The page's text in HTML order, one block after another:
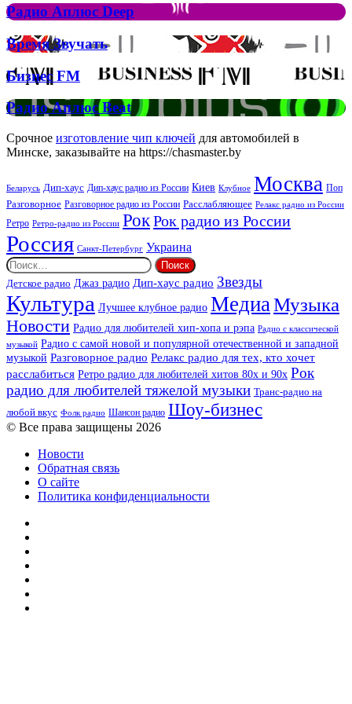
Джона
та
Брітні
Спірс
Рок
Радио
Аплюс
Deep
Радио Аплюс Deep
Время
Звучать
Время Звучать
Бизнес
Бизнес FM
Радио
Аплюс
Beat
Радио Аплюс Beat
Срочное изготовление чип ключей для автомобилей в
Минске, заказывайте на https://chasmaster.by
Беларусь Дип-хаус Дип-хаус радио из России Киев Клубное Москва Поп
Разговорное Разговорное радио из России Расслабляющее Релакс радио из России
Ретро Ретро-радио из России РокРок радио из России
Россия Санкт-Петербург Украина
Найти:
Детское радио Джаз радио Дип-хаус радио Звезды
Культура Лучшее клубное радио МедиаМузыка
Новости Радио для любителей хип-хопа и рэпа Радио с классической
музыкой Радио с самой новой и популярной отечественной и западной
музыкой Разговорное радио Релакс радио для тех, кто хочет
расслабиться Ретро радио для любителей хитов 80х и 90х Рок
радио для любителей тяжелой музыки Транс-радио на
любой вкус Фолк радио Шансон радио Шоу-бизнес
© Все права защищены 2026
Новости
Обратная связь
О сайте
Политика конфиденциальности